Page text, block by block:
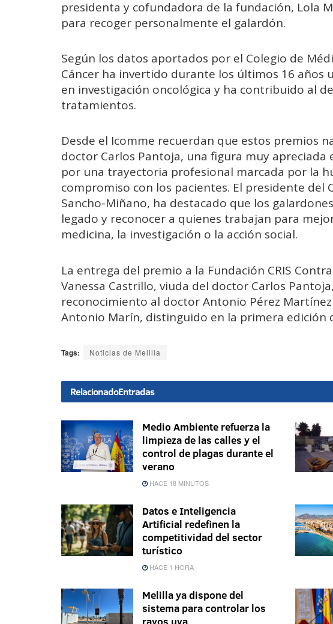
presidenta y cofundadora de la fundación, Lola
para recoger personalmente el galardón.
Según los datos aportados por el Colegio de
Cáncer ha invertido durante los últimos 16 años
en investigación oncológica y ha contribuido al
tratamientos.
Desde el Icomme recuerdan que estos premios
doctor Carlos Pantoja, una figura muy
por una trayectoria profesional marcada por la
compromiso con los pacientes. El presidente del
Sancho-Miñano, ha destacado que los
legado y reconocer a quienes trabajan para
medicina, la investigación o la acción social.
La entrega del premio a la Fundación CRIS
Vanessa Castrillo, viuda del doctor Carlos
reconocimiento al doctor Antonio Pérez
Antonio Marín, distinguido en la primera edición
Tags: Noticias de Melilla
RelacionadoEntradas
Medio Ambiente refuerza la
limpieza de las calles y el
control de plagas durante el
verano
HACE 18 MINUTOS
Datos e Inteligencia
Artificial redefinen la
competitividad del sector
turístico
HACE 1 HORA
Melilla ya dispone del
sistema para controlar los
rayos uva